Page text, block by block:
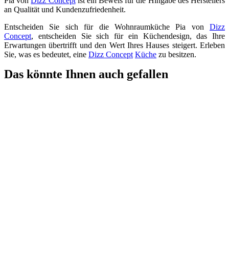
an Qualität und Kundenzufriedenheit.
Entscheiden Sie sich für die Wohnraumküche Pia von Dizz
Concept, entscheiden Sie sich für ein Küchendesign, das Ihre
Erwartungen übertrifft und den Wert Ihres Hauses steigert. Erleben
Sie, was es bedeutet, eine Dizz Concept Küche zu besitzen.
Das könnte Ihnen auch gefallen